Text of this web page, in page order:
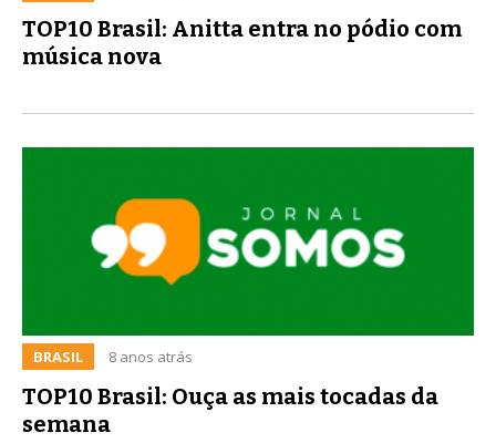
TOP10 Brasil: Anitta entra no pódio com
música nova
BRASIL 8 anos atrás
TOP10 Brasil: Ouça as mais tocadas da
semana